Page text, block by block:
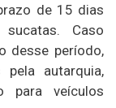
de 15 dias
Caso
desse período,
autarquia,
para veículos